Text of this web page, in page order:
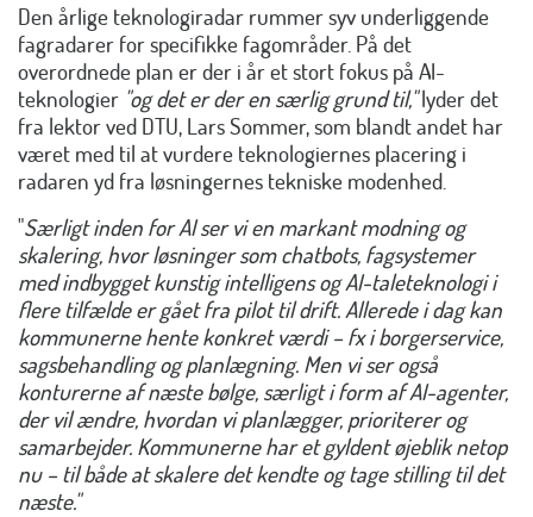
Den årlige teknologiradar rummer syv underliggende
fagradarer for specifikke fagområder. På det
overordnede plan er der i år et stort fokus på AI-
teknologier "og det er der en særlig grund til,"lyder det
fra lektor ved DTU, Lars Sommer, som blandt andet har
været med til at vurdere teknologiernes placering i
radaren yd fra løsningernes tekniske modenhed.
"Særligt inden for AI ser vi en markant modning og
skalering, hvor løsninger som chatbots, fagsystemer
med indbygget kunstig intelligens og AI-taleteknologi i
flere tilfælde er gået fra pilot til drift. Allerede i dag kan
kommunerne hente konkret værdi – fx i borgerservice,
sagsbehandling og planlægning. Men vi ser også
konturerne af næste bølge, særligt i form af AI-agenter,
der vil ændre, hvordan vi planlægger, prioriterer og
samarbejder. Kommunerne har et gyldent øjeblik netop
nu – til både at skalere det kendte og tage stilling til det
næste."